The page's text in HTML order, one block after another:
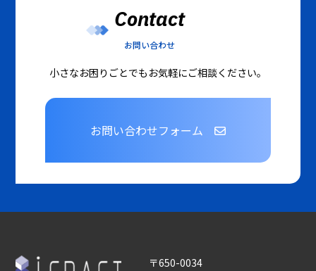
Contact
お問い合わせ
小さなお困りごとでもお気軽にご相談ください。
お問い合わせフォーム
〒650-0034